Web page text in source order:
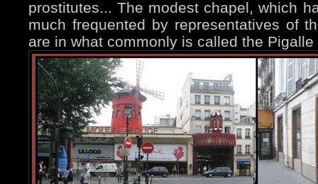
prostitutes... The modest chapel, which
much frequented by representatives of
are in what commonly is called the Pigalle